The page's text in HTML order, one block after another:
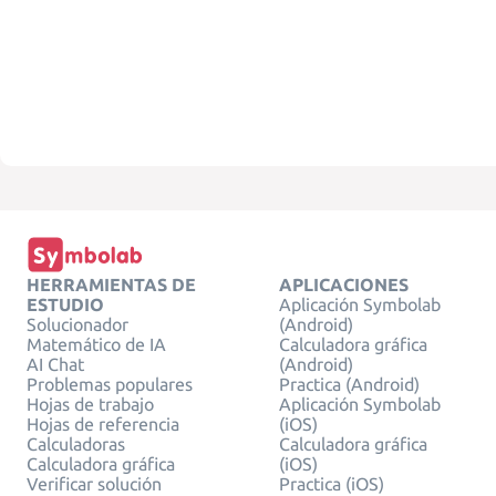
HERRAMIENTAS DE
ESTUDIO
Solucionador
Matemático de IA
AI Chat
Problemas populares
Hojas de trabajo
Hojas de referencia
Calculadoras
Calculadora gráfica
Verificar solución
APLICACIONES
Aplicación Symbolab
(Android)
Calculadora gráfica
(Android)
Practica (Android)
Aplicación Symbolab
(iOS)
Calculadora gráfica
(iOS)
Practica (iOS)